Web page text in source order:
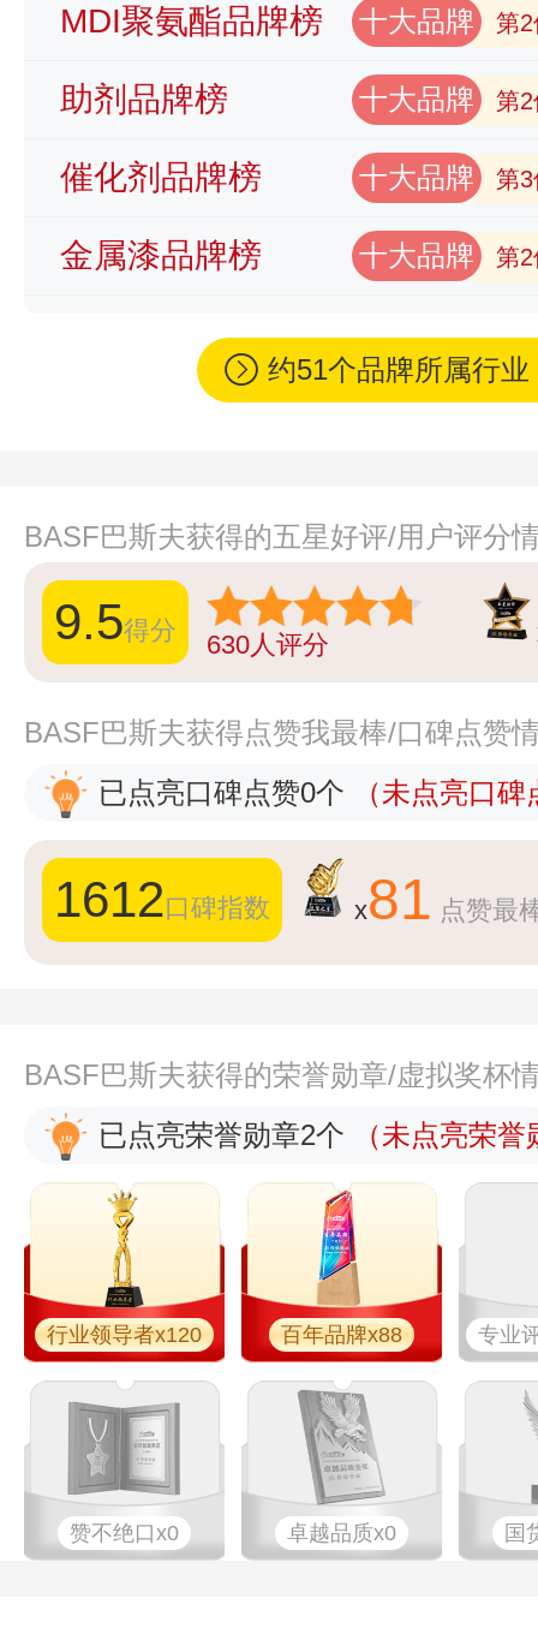
MDI聚氨酯品牌榜 十大品牌 第2
助剂品牌榜 十大品牌 第2
催化剂品牌榜 十大品牌 第3
金属漆品牌榜 十大品牌 第2
约51个品牌所属行
BASF巴斯夫获得的五星好评/用户评分
9.5得分 630人评分
BASF巴斯夫获得点赞我最棒/口碑点赞
已点亮口碑点赞0个
（未点亮口
1612口碑指数 x81 点赞最
BASF巴斯夫获得的荣誉勋章/虚拟奖杯
已点亮荣誉勋章2个
（未点亮荣
行业领导者x120 百年品牌x88 专业​
赞不绝口x0 卓越品质x0 国